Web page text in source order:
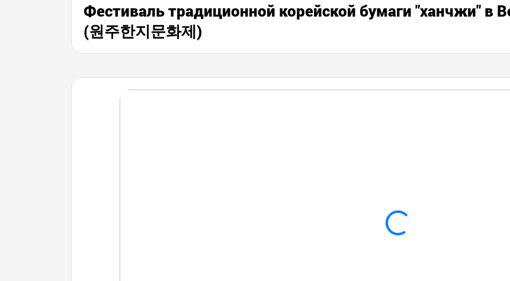
Фестиваль традиционной корейской бумаги "ханчжи" в
(원주한지문화제)